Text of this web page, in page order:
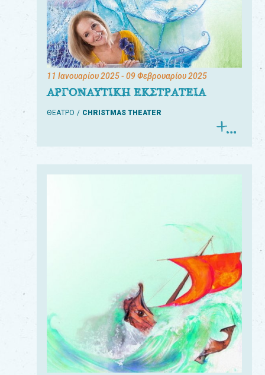
11 Ιανουαρίου 2025- 09 Φεβρουαρίου 2025
ΑΡΓΟΝΑΥΤΙΚΗ ΕΚΣΤΡΑΤΕΙΑ
ΘΕΑΤΡΟ CHRISTMAS THEATER